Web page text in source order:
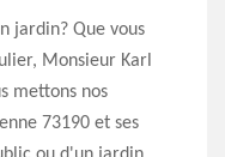
jardin? Que vous
Monsieur Karl
mettons nos
73190 et ses